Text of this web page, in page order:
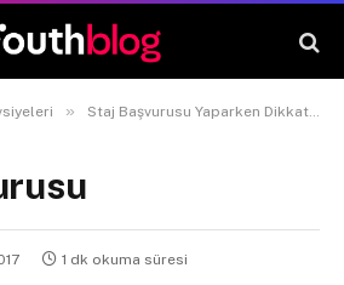
» Staj Başvurusu Yaparken Dikkat Etmeniz Gereken 5 Nokta
1 dk okuma süresi